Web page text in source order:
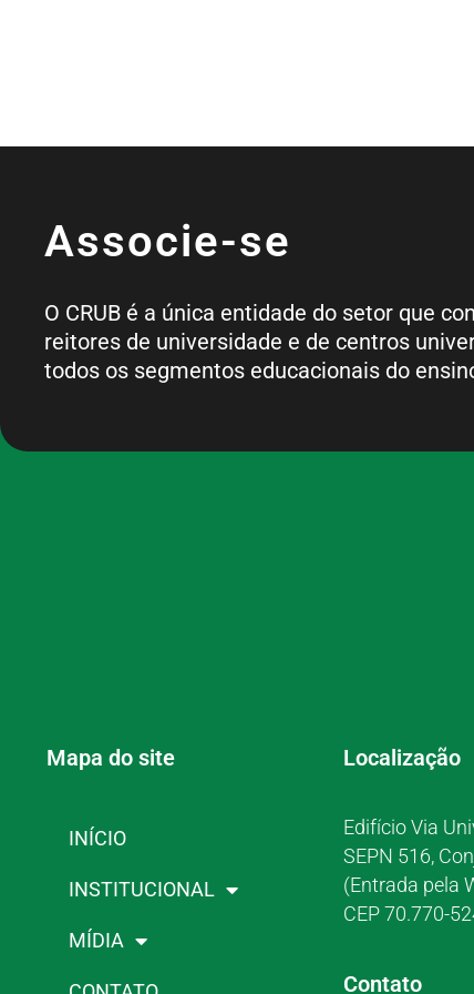
Associe-se
O CRUB é a única entidade do setor que
reitores de universidade e de centros
todos os segmentos educacionais do
Mapa do site
INÍCIO
INSTITUCIONAL
MÍDIA
Localização
Edifício Via
SEPN 516,
(Entrada pela
CEP 70.770-
Contato